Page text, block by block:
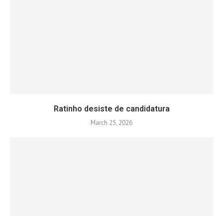
Ratinho desiste de candidatura
March 25, 2026